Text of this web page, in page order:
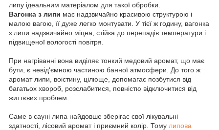
липу ідеальним матеріалом для такої обробки.
Вагонка з липи має надзвичайно красивою структурою і
малою вагою, її дуже легко монтувати. У тієї ж годину, вагонка
з липи надзвичайно міцна, стійка до перепадів температури і
підвищеної вологості повітря.
При нагріванні вона виділяє тонкий медовий аромат, що має
бути, є невід'ємною частиною банної атмосфери. До того ж
аромат липи, воістину, цілюще, допомагає позбутися від
багатьох хвороб, розслабитися, повністю відключитися від
життєвих проблем.
Саме в сауні липа найдовше зберігає свої лікувальні
здатності, лісовий аромат і приємний колір. Тому липова